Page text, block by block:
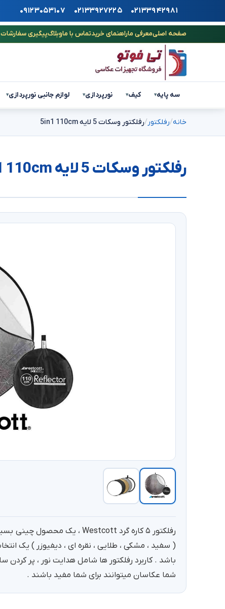
۰۲۱۳۳۹۴۲۹۸۱ ۰۲۱۳۳۹۲۷۲۲۵ ۰۹۱۲۳۰۵۳۱۰۷
صفحه اصلیمعرفی ماراهنمای خریدتماس با ماوبلاگپیگیری سفارشات
سه پایه▾ کیف▾ نورپردازی▾ لوازم جانبی نورپردازی▾
خانه رفلکتور رفلکتور وسکات 5 لایه 5in1 110cm
رفلکتور وسکات 5 لایه 5in1 110cm
( سفید ، مشکی ، طلایی ، نقره ای ، دیفیوزر ) یک
باشد . کاربرد رفلکتور ها شامل هدایت نور ، پر کردن
شما عکاسان میتوانند برای شما مفید باشند .